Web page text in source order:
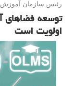
رئیس سازمان آموزش
توسعه فضاهای
اولویت است